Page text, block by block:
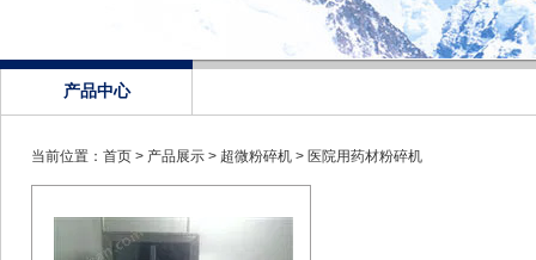
产品中心
当前位置： 首页 > 产品展示 > 超微粉碎机 > 医院用药材粉碎机